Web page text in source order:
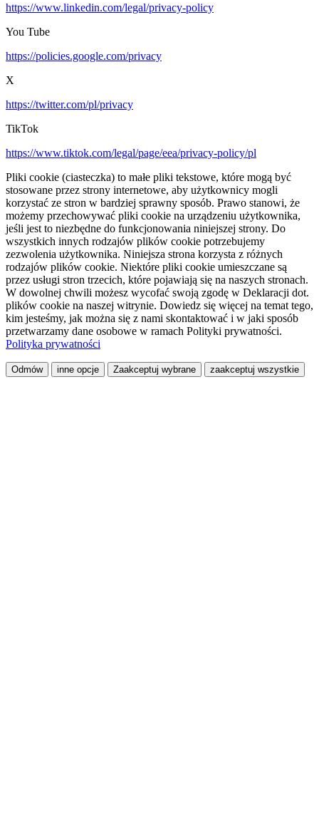
https://www.linkedin.com/legal/privacy-policy
You Tube
https://policies.google.com/privacy
X
https://twitter.com/pl/privacy
TikTok
https://www.tiktok.com/legal/page/eea/privacy-policy/pl
Pliki cookie (ciasteczka) to małe pliki tekstowe, które mogą być
stosowane przez strony internetowe, aby użytkownicy mogli
korzystać ze stron w bardziej sprawny sposób. Prawo stanowi, że
możemy przechowywać pliki cookie na urządzeniu użytkownika,
jeśli jest to niezbędne do funkcjonowania niniejszej strony. Do
wszystkich innych rodzajów plików cookie potrzebujemy
zezwolenia użytkownika. Niniejsza strona korzysta z różnych
rodzajów plików cookie. Niektóre pliki cookie umieszczane są
przez usługi stron trzecich, które pojawiają się na naszych stronach.
W dowolnej chwili możesz wycofać swoją zgodę w Deklaracji dot.
plików cookie na naszej witrynie. Dowiedz się więcej na temat tego,
kim jesteśmy, jak można się z nami skontaktować i w jaki sposób
przetwarzamy dane osobowe w ramach Polityki prywatności.
Polityka prywatności
Odmów inne opcje Zaakceptuj wybrane zaakceptuj wszystkie